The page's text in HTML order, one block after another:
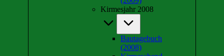
Kirmesjahr 2008
Bautagebuch
(2008)